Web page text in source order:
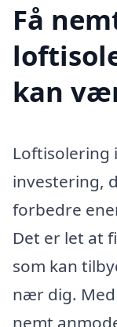
Få
kan
Loftisolering
investering,
forbedre
Det er let at
som kan
nær dig.
nemt